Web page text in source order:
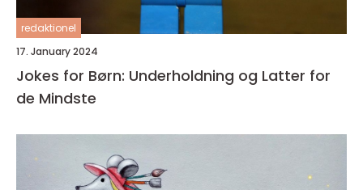
redaktionel
17. January 2024
Jokes for Børn: Underholdning og Latter for
de Mindste